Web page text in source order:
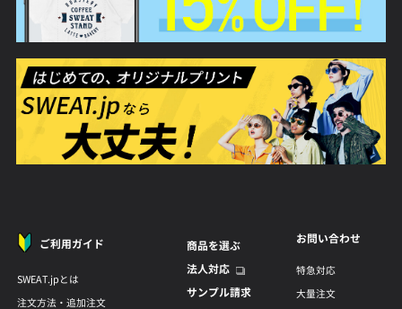
ご利用ガイド
SWEAT.jpとは
注文方法・追加注文
商品を選ぶ
法人対応
サンプル請求
お問い合わせ
特急対応
大量注文